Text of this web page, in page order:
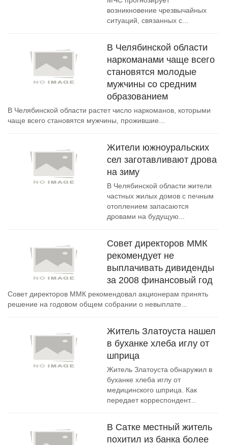
возникновение чрезвычайных
ситуаций, связанных с...
В Челябинской области
наркоманами чаще всего
становятся молодые
мужчины со средним
образованием
В Челябинской области растет число наркоманов, которыми
чаще всего становятся мужчины, прожившие...
Жители южноуральских
сел заготавливают дрова
на зиму
В Челябинской области жители
частных жилых домов с печным
отоплением запасаются
дровами на будущую...
Совет директоров ММК
рекомендует не
выплачивать дивиденды
за 2008 финансовый год
Совет директоров ММК рекомендовал акционерам принять
решение на годовом общем собрании о невыплате...
Житель Златоуста нашел
в буханке хлеба иглу от
шприца
Житель Златоуста обнаружил в
буханке хлеба иглу от
медицинского шприца. Как
передает корреспондент...
В Сатке местный житель
похитил из банка более